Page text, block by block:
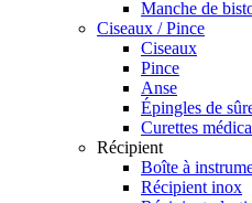
Manche de
Ciseaux / Pince
Ciseaux
Pince
Anse
Épingles de
Curettes
Récipient
Boîte à
Récipient inox